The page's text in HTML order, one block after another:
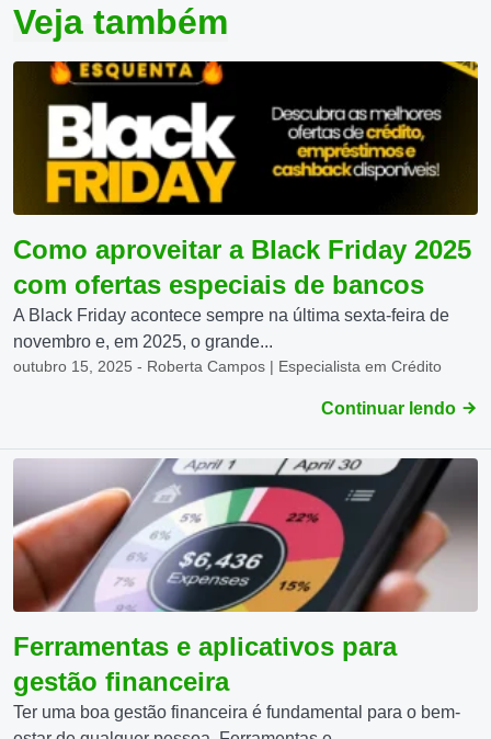
Veja também
Como aproveitar a Black Friday 2025
com ofertas especiais de bancos
A Black Friday acontece sempre na última sexta-feira de
novembro e, em 2025, o grande...
outubro 15, 2025 - Roberta Campos | Especialista em Crédito
Continuar lendo
Ferramentas e aplicativos para
gestão financeira
Ter uma boa gestão financeira é fundamental para o bem-